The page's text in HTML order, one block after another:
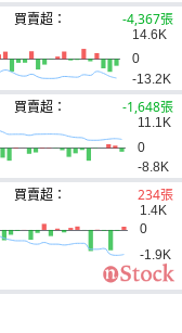
買賣超： -4,367張
買賣超： -1,648張
買賣超： 234張